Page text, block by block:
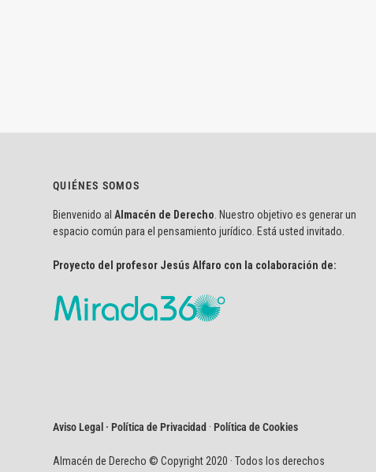
QUIÉNES SOMOS
Bienvenido al Almacén de Derecho . Nuestro objetivo es generar un
espacio común para el pensamiento jurídico. Está usted invitado.
Proyecto del profesor Jesús Alfaro con la colaboración de:
Aviso Legal · Política de Privacidad ·Política de Cookies
Almacén de Derecho © Copyright 2020 · Todos los derechos